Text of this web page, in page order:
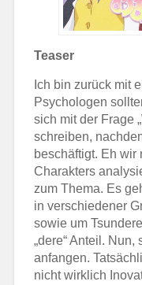
Teaser
Ich bin zurück mit
Psychologen
sich mit der Frage
schreiben,
beschäftigt. Eh
Charakters
zum Thema. Es
in verschiedener
sowie um
„dere“ Anteil.
anfangen.
nicht wirklich